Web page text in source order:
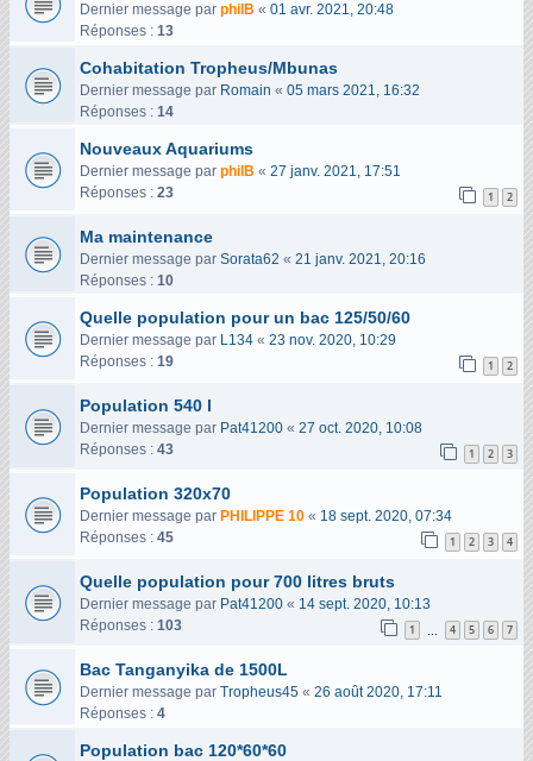
Dernier message par philB « 01 avr. 2021, 20:48
Réponses : 13
Cohabitation Tropheus/Mbunas
Dernier message par Romain « 05 mars 2021, 16:32
Réponses : 14
Nouveaux Aquariums
Dernier message par philB « 27 janv. 2021, 17:51
Réponses : 23 1 2
Ma maintenance
Dernier message par Sorata62 « 21 janv. 2021, 20:16
Réponses : 10
Quelle population pour un bac 125/50/60
Dernier message par L134 « 23 nov. 2020, 10:29
Réponses : 19 1 2
Population 540 l
Dernier message par Pat41200 « 27 oct. 2020, 10:08
Réponses : 43 1 2 3
Population 320x70
Dernier message par PHILIPPE 10 « 18 sept. 2020, 07:34
Réponses : 45 1 2 3 4
Quelle population pour 700 litres bruts
Dernier message par Pat41200 « 14 sept. 2020, 10:13
Réponses : 103 1 4 5 6 7
Bac Tanganyika de 1500L
Dernier message par Tropheus45 « 26 août 2020, 17:11
Réponses : 4
Population bac 120*60*60